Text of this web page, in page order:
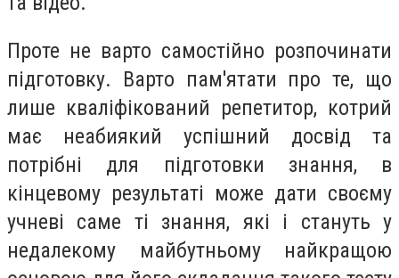
Проте не варто самостійно розпочинати
підготовку. Варто пам'ятати про те, що
лише кваліфікований репетитор, котрий
має неабиякий успішний досвід та
потрібні для підготовки знання, в
кінцевому результаті може дати своєму
учневі саме ті знання, які і стануть у
недалекому майбутньому найкращою